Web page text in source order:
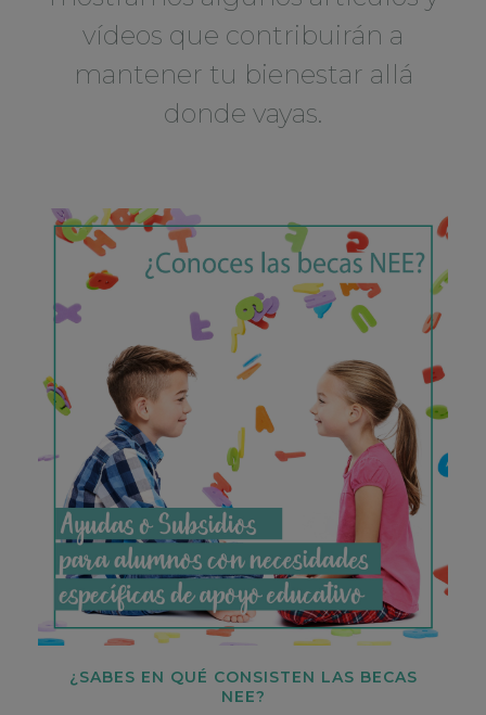
vídeos que contribuirán a
mantener tu bienestar allá
donde vayas.
¿SABES EN QUÉ CONSISTEN LAS BECAS
NEE?